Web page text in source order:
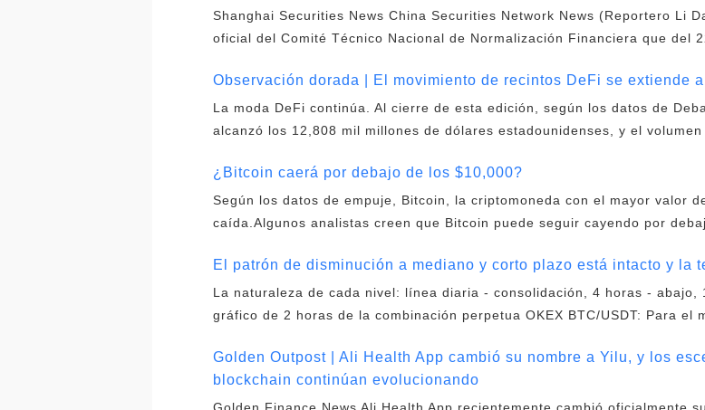
Shanghai Securities News China Securities Network News (Reportero Li
oficial del Comité Técnico Nacional de Normalización Financiera que del
Observación dorada | El movimiento de recintos DeFi se extiende
La moda DeFi continúa. Al cierre de esta edición, según los datos de
alcanzó los 12,808 mil millones de dólares estadounidenses, y el volumen
¿Bitcoin caerá por debajo de los $10,000?
Según los datos de empuje, Bitcoin, la criptomoneda con el mayor valor
caída.Algunos analistas creen que Bitcoin puede seguir cayendo por
El patrón de disminución a mediano y corto plazo está intacto y la
La naturaleza de cada nivel: línea diaria - consolidación, 4 horas -
gráfico de 2 horas de la combinación perpetua OKEX BTC/USDT: Para el
Golden Outpost | Ali Health App cambió su nombre a Yilu, y los
blockchain continúan evolucionando